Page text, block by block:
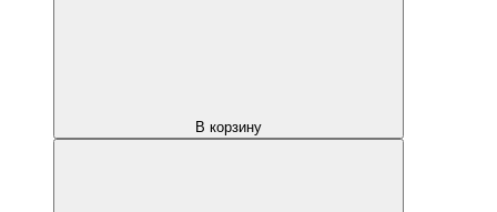
В корзину